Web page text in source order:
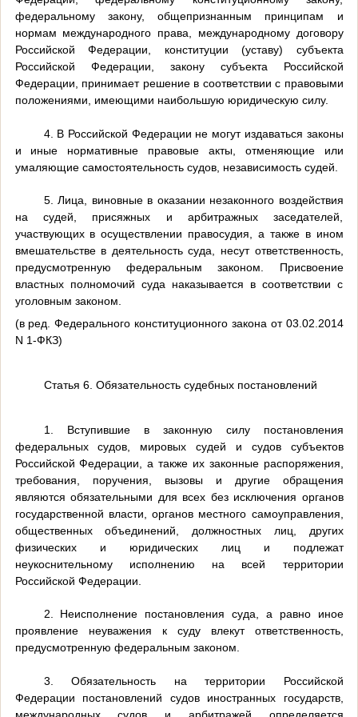
федеральному закону, общепризнанным принципам и
нормам международного права, международному договору
Российской Федерации, конституции (уставу) субъекта
Российской Федерации, закону субъекта Российской
Федерации, принимает решение в соответствии с правовыми
положениями, имеющими наибольшую юридическую силу.
4. В Российской Федерации не могут издаваться законы
и иные нормативные правовые акты, отменяющие или
умаляющие самостоятельность судов, независимость судей.
5. Лица, виновные в оказании незаконного воздействия
на судей, присяжных и арбитражных заседателей,
участвующих в осуществлении правосудия, а также в ином
вмешательстве в деятельность суда, несут ответственность,
предусмотренную федеральным законом. Присвоение
властных полномочий суда наказывается в соответствии с
уголовным законом.
(в ред. Федерального конституционного закона от 03.02.2014
N 1-ФКЗ)
Статья 6. Обязательность судебных постановлений
1. Вступившие в законную силу постановления
федеральных судов, мировых судей и судов субъектов
Российской Федерации, а также их законные распоряжения,
требования, поручения, вызовы и другие обращения
являются обязательными для всех без исключения органов
государственной власти, органов местного самоуправления,
общественных объединений, должностных лиц, других
физических и юридических лиц и подлежат
неукоснительному исполнению на всей территории
Российской Федерации.
2. Неисполнение постановления суда, а равно иное
проявление неуважения к суду влекут ответственность,
предусмотренную федеральным законом.
3. Обязательность на территории Российской
Федерации постановлений судов иностранных государств,
международных судов и арбитражей определяется